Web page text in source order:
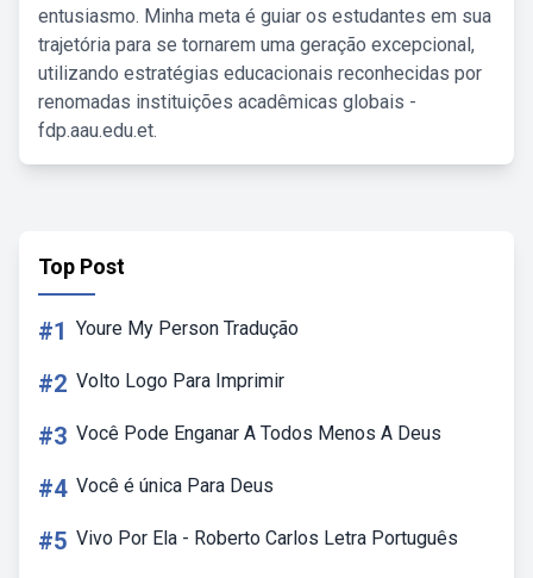
entusiasmo. Minha meta é guiar os estudantes em sua
trajetória para se tornarem uma geração excepcional,
utilizando estratégias educacionais reconhecidas por
renomadas instituições acadêmicas globais -
fdp.aau.edu.et.
Top Post
#1 Youre My Person Tradução
#2 Volto Logo Para Imprimir
#3 Você Pode Enganar A Todos Menos A Deus
#4 Você é única Para Deus
#5 Vivo Por Ela - Roberto Carlos Letra Português